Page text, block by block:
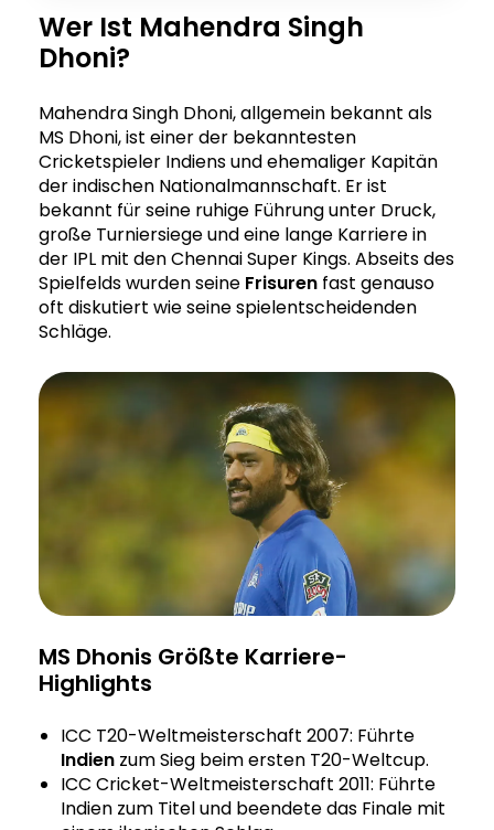
Wer Ist Mahendra Singh
Dhoni?
Mahendra Singh Dhoni, allgemein bekannt als
MS Dhoni, ist einer der bekanntesten
Cricketspieler Indiens und ehemaliger Kapitän
der indischen Nationalmannschaft. Er ist
bekannt für seine ruhige Führung unter Druck,
große Turniersiege und eine lange Karriere in
der IPL mit den Chennai Super Kings. Abseits des
Spielfelds wurden seine Frisuren fast genauso
oft diskutiert wie seine spielentscheidenden
Schläge.
MS Dhonis Größte Karriere-
Highlights
ICC T20-Weltmeisterschaft 2007: Führte
Indien zum Sieg beim ersten T20-Weltcup.
ICC Cricket-Weltmeisterschaft 2011: Führte
Indien zum Titel und beendete das Finale mit